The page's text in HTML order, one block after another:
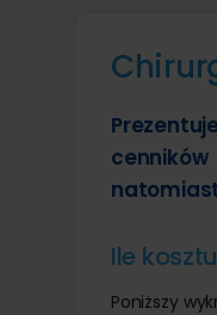
Ile
Poniższy